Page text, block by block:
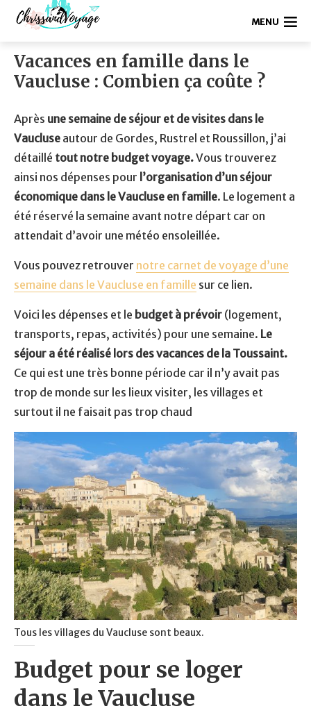
MENU
Vacances en famille dans le
Vaucluse : Combien ça coûte ?
Après une semaine de séjour et de visites dans le
Vaucluse autour de Gordes, Rustrel et Roussillon, j’ai
détaillé tout notre budget voyage.Vous trouverez
ainsi nos dépenses pour l’organisation d’un séjour
économique dans le Vaucluse en famille. Le logement a
été réservé la semaine avant notre départ car on
attendait d’avoir une météo ensoleillée.
Vous pouvez retrouver notre carnet de voyage d’une
semaine dans le Vaucluse en famille sur ce lien.
Voici les dépenses et le budget à prévoir (logement,
transports, repas, activités) pour une semaine. Le
séjour a été réalisé lors des vacances de la Toussaint.
Ce qui est une très bonne période car il n’y avait pas
trop de monde sur les lieux visiter, les villages et
surtout il ne faisait pas trop chaud
Tous les villages du Vaucluse sont beaux.
Budget pour se loger
dans le Vaucluse